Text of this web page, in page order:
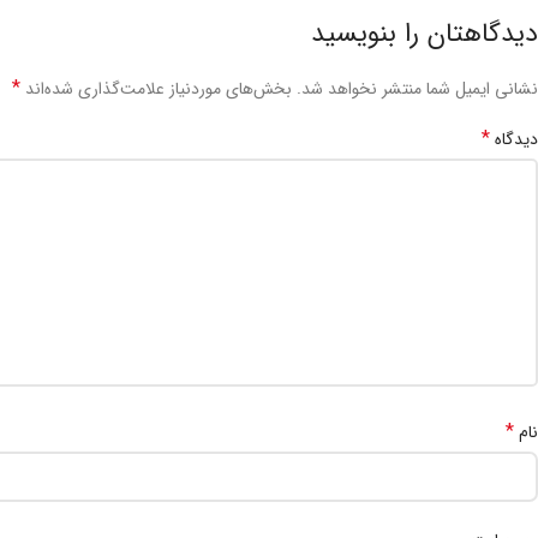
دیدگاهتان را بنویسید
نشانی ایمیل شما منتشر نخواهد شد. بخش‌های موردنیاز علامت‌گذاری شده‌اند *
دیدگاه*
نام*